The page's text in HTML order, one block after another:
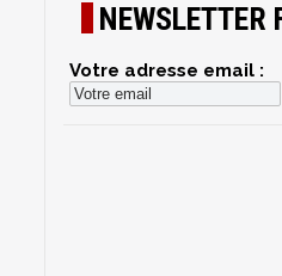
NEWSLETTER
Votre adresse email :